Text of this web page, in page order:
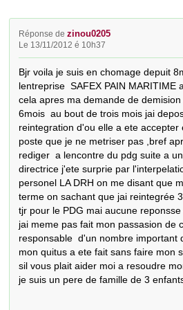
Réponse dezinou0205
Le 13/11/2012 é 10h37
Bjr voila je suis en chomage depuit
lentreprise  SAFEX PAIN MARITIME
cela apres ma demande de
6mois  au bout de trois mois jai
reintegration d'ou elle a ete
poste que je ne metriser pas ,bref
rediger  a lencontre du pdg suite a
directrice j'ete surprie par
personel LA DRH on me disant que
terme on sachant que jai reintegrée
tjr pour le PDG mai aucune
jai meme pas fait mon passasion de
responsable  d'un nombre important
mon quitus a ete fait sans faire mon
sil vous plait aider moi a resoudre
je suis un pere de famille de 3